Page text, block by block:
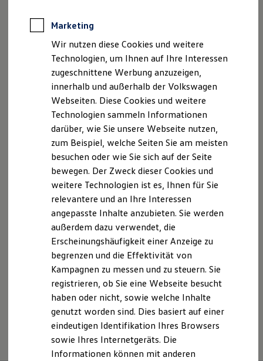
Rekuperation
Laden unterwegs
Laden Zuhause
Ladestationen finden
Ladezeitensimulator
Batterie
Sicherheit
Nachhaltigkeit
Technologie
Kosten und Kauf
Verbrauchskosten
Kaufoptionen
E-Auto-Förderung
Software und Konnektivität
Die ID. Software 6
ID. Software Versionen und Updates
Digitale Extras
Schnittstellen zu Ihrem ID.
Marke und Erlebnis
Volkswagen R und R Experience
R-Modelle
R Experience
Driving Experience
Volkswagen entdecken
Werkbesichtigung
Lifestyle Shop
T-Roc Kollektion
Golf Kollektion
Datenschutzerklärungen
Lizenzhinweise Dritter
Angaben zum Digital Services Act (DSA)
EU Data Act
Produktsicherheitsinformationen
Vertrag Widerrufen
Disclaimer von Volkswagen AG
Die in dieser Darstellung gezeigten Fahrzeuge und
Ausstattungen können in einzelnen Details vom aktuellen
deutschen Lieferprogramm abweichen. Abgebildet sind
teilweise Sonderausstattungen der Fahrzeuge gegen
Mehrpreis.
Bitte beachten Sie auch unseren Konfigurator für eine
Übersicht der aktuell verfügbaren Modelle und Ausstattungen.
Die angegebenen Verbrauchs- und Emissionswerte beziehen
sich nicht auf ein einzelnes Fahrzeug und sind nicht Bestandteil
des Angebots, sondern dienen allein Vergleichszwecken
zwischen den verschiedenen Fahrzeugtypen.
Zusatzausstattungen undZubehör(Anbauteile, Reifenformat
usw.) können relevante Fahrzeugparameter, wie
z. B.
Rollwiderstand und Aerodynamik verändern und neben
Witterungs- und Verkehrsbedingungen sowie dem
individuellen Fahrverhalten den Kraftstoffverbrauch, den
Stromverbrauch, die CO₂-Emissionen und die
Fahrleistungswerte eines Fahrzeugs beeinflussen.
Marketing
Wir nutzen diese Cookies und weitere
Technologien, um Ihnen auf Ihre Interessen
zugeschnittene Werbung anzuzeigen,
innerhalb und außerhalb der Volkswagen
Webseiten. Diese Cookies und weitere
Technologien sammeln Informationen
darüber, wie Sie unsere Webseite nutzen,
zum Beispiel, welche Seiten Sie am meisten
besuchen oder wie Sie sich auf der Seite
bewegen. Der Zweck dieser Cookies und
weitere Technologien ist es, Ihnen für Sie
relevantere und an Ihre Interessen
angepasste Inhalte anzubieten. Sie werden
außerdem dazu verwendet, die
Erscheinungshäufigkeit einer Anzeige zu
begrenzen und die Effektivität von
Kampagnen zu messen und zu steuern. Sie
registrieren, ob Sie eine Webseite besucht
haben oder nicht, sowie welche Inhalte
genutzt worden sind. Dies basiert auf einer
eindeutigen Identifikation Ihres Browsers
sowie Ihres Internetgeräts. Die
Informationen können mit anderen